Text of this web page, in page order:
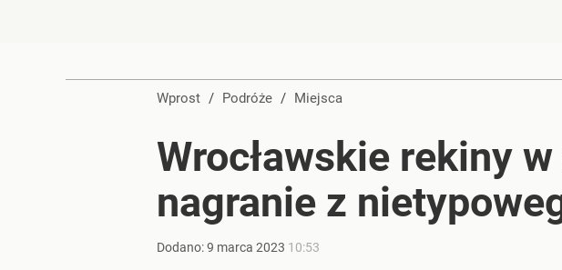
Wprost / Podróże / Miejsca
Wrocławskie rekiny
nagranie z
Dodano:9 marca 2023 10:53